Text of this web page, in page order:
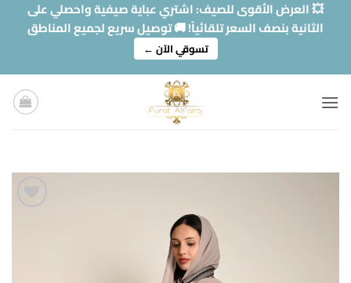
تخطي
للمحتوى
💥 العرض الأقوى للصيف: اشتري عباية صيفية واحصلي على
الثانية بنصف السعر تلقائياً! 🚚 توصيل سريع لجميع المناطق
تسوقي الآن ←